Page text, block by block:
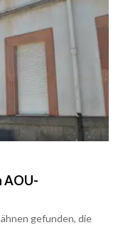
AOU-
gefunden, die